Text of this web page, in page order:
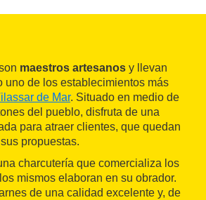
maestros artesanos y llevan
uno de los establecimientos más
de Mar. Situado en medio de
del pueblo, disfruta de una
para atraer clientes, que quedan
propuestas.
charcutería que comercializa los
mismos elaboran en su obrador.
de una calidad excelente y, de